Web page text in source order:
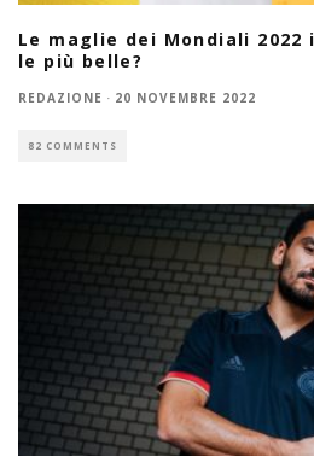
Le maglie dei Mondiali 2022
le più belle?
REDAZIONE · 20 NOVEMBRE 2022
82 COMMENTS